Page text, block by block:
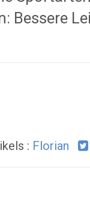
Bessere
: Florian